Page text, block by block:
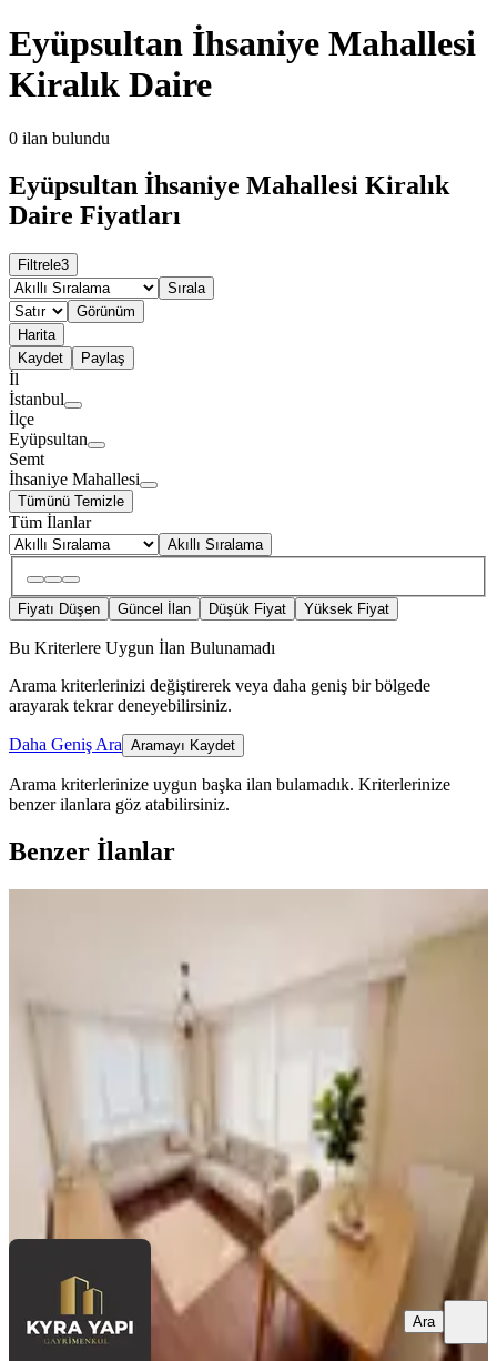
Eyüpsultan İhsaniye Mahallesi
Kiralık Daire
0 ilan bulundu
Eyüpsultan İhsaniye Mahallesi Kiralık
Daire Fiyatları
Filtrele3
Sırala
Görünüm
Harita
Kaydet
Paylaş
İl
İstanbul
İlçe
Eyüpsultan
Semt
İhsaniye Mahallesi
Tümünü Temizle
Tüm İlanlar
Akıllı Sıralama
Fiyatı Düşen Güncel İlan Düşük Fiyat Yüksek Fiyat
Bu Kriterlere Uygun İlan Bulunamadı
Arama kriterlerinizi değiştirerek veya daha geniş bir bölgede
arayarak tekrar deneyebilirsiniz.
Daha Geniş Ara Aramayı Kaydet
Arama kriterlerinize uygun başka ilan bulamadık. Kriterlerinize
benzer ilanlara göz atabilirsiniz.
Benzer İlanlar
Otoparklı | 2+1 Eşyalı Kiralık Daire
Eyüpsultan, Akşemsettin Mahallesi
·97 m² 07.08.2026
Kyra Yapı GayrimenkulÇetin Doğan
Ara